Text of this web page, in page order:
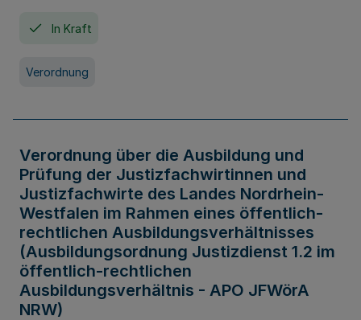
In Kraft
Verordnung
Verordnung über die Ausbildung und
Prüfung der Justizfachwirtinnen und
Justizfachwirte des Landes Nordrhein-
Westfalen im Rahmen eines öffentlich-
rechtlichen Ausbildungsverhältnisses
(Ausbildungsordnung Justizdienst 1.2 im
öffentlich-rechtlichen
Ausbildungsverhältnis - APO JFWörA
NRW)